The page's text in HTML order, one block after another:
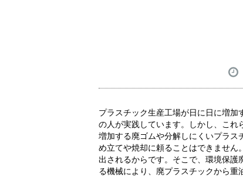
プラスチック生産工場が日に日に増加
の人が実践しています。しかし、これ
増加する廃ゴムや分解しにくいプラス
め立てや焼却に頼ることはできませ
出されるからです。そこで、環境保護
る機械により、廃プラスチックから重